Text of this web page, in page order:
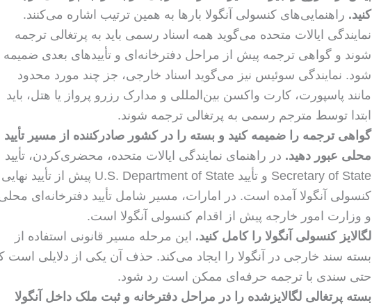
کنید. راهنمایی‌های کنسولی آنگولا بارها به همین ترتیب اشاره می‌کنند.
نمایندگی ایالات متحده می‌گوید همه اسناد رسمی باید به پرتغالی ترجمه
شوند و گواهی ترجمه پیش از مراحل دفترخانه‌ای و تأییدهای بعدی ضمیمه
شود. نمایندگی سوئیس نیز می‌گوید اسناد خارجی، جز چند مورد محدود
مانند پاسپورت، کارت واکسن بین‌المللی و مدارک رزرو پرواز یا هتل، باید
ابتدا توسط مترجم رسمی به پرتغالی ترجمه شوند.
گواهی ترجمه را ضمیمه کنید و بسته را در کشور صادرکننده از مسیر تأیید
محلی عبور دهید. در راهنمای نمایندگی ایالات متحده، محضری‌کردن، تأیید
Secretary of State و تأیید U.S. Department of State پیش از تأیید نهایی
کنسولی آنگولا آمده است. در امارات، مسیر شامل تأیید دفترخانه‌ای
و وزارت امور خارجه پیش از اقدام کنسولی آنگولا است.
لگالایز کنسولی آنگولا را کامل کنید. این مرحله مسیر قانونی استفاده از
بسته سند خارجی در آنگولا را ایجاد می‌کند. حذف آن یکی از دلایلی است
حتی سندی با ترجمه حرفه‌ای ممکن است رد شود.
بسته پرتغالی لگالایزشده را در مراحل دفترخانه و ثبت ملک داخل آنگولا